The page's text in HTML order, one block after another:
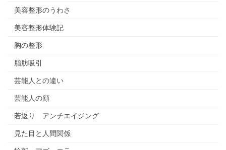
美容整形のうわさ
美容整形体験記
胸の整形
脂肪吸引
芸能人との違い
芸能人の顔
若返り アンチエイジング
見た目と人間関係